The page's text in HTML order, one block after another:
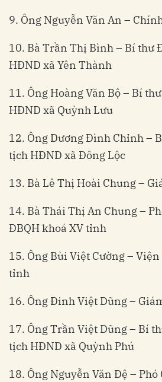
9. Ông Nguyễn Văn An –
10. Bà Trần Thị Bình – Bí thư
HĐND xã Yên Thành
11. Ông Hoàng Văn Bộ – Bí
HĐND xã Quỳnh Lưu
12. Ông Dương Đình Chỉnh –
tịch HĐND xã Đông Lộc
13. Bà Lê Thị Hoài Chung –
14. Bà Thái Thị An Chung –
ĐBQH khoá XV tỉnh
15. Ông Bùi Việt Cường –
tỉnh
16. Ông Đinh Việt Dũng –
17. Ông Trần Việt Dũng – Bí
tịch HĐND xã Quỳnh Phú
18. Ông Nguyễn Văn Đệ – Phó